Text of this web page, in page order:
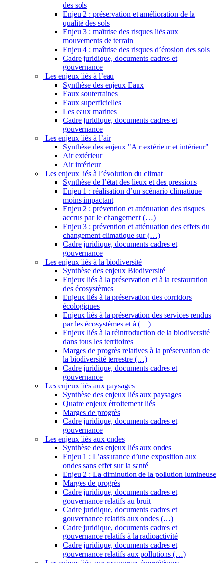
des sols
Enjeu 2 : préservation et amélioration de la
qualité des sols
Enjeu 3 : maîtrise des risques liés aux
mouvements de terrain
Enjeu 4 : maîtrise des risques d’érosion des sols
Cadre juridique, documents cadres et
gouvernance
Les enjeux liés à l’eau
Synthèse des enjeux Eaux
Eaux souterraines
Eaux superficielles
Les eaux marines
Cadre juridique, documents cadres et
gouvernance
Les enjeux liés à l’air
Synthèse des enjeux "Air extérieur et intérieur"
Air extérieur
Air intérieur
Les enjeux liés à l’évolution du climat
Synthèse de l’état des lieux et des pressions
Enjeu 1 : réalisation d’un scénario climatique
moins impactant
Enjeu 2 : prévention et atténuation des risques
accrus par le changement (…)
Enjeu 3 : prévention et atténuation des effets du
changement climatique sur (…)
Cadre juridique, documents cadres et
gouvernance
Les enjeux liés à la biodiversité
Synthèse des enjeux Biodiversité
Enjeux liés à la préservation et à la restauration
des écosystèmes
Enjeux liés à la préservation des corridors
écologiques
Enjeux liés à la préservation des services rendus
par les écosystèmes et à (…)
Enjeux liés à la réintroduction de la biodiversité
dans tous les territoires
Marges de progrès relatives à la préservation de
la biodiversité terrestre (…)
Cadre juridique, documents cadres et
gouvernance
Les enjeux liés aux paysages
Synthèse des enjeux liés aux paysages
Quatre enjeux étroitement liés
Marges de progrès
Cadre juridique, documents cadres et
gouvernance
Les enjeux liés aux ondes
Synthèse des enjeux liés aux ondes
Enjeu 1 : L’assurance d’une exposition aux
ondes sans effet sur la santé
Enjeu 2 : La diminution de la pollution lumineuse
Marges de progrès
Cadre juridique, documents cadres et
gouvernance relatifs au bruit
Cadre juridique, documents cadres et
gouvernance relatifs aux ondes (…)
Cadre juridique, documents cadres et
gouvernance relatifs à la radioactivité
Cadre juridique, documents cadres et
gouvernance relatifs aux pollutions (…)